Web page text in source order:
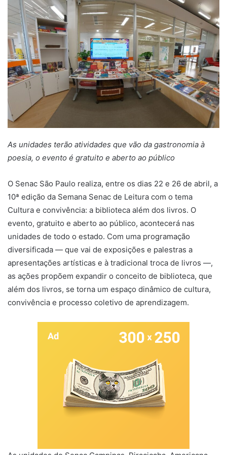
As unidades terão atividades que vão da gastronomia à
poesia, o evento é gratuito e aberto ao público
O Senac São Paulo realiza, entre os dias 22 e 26 de abril, a
10ª edição da Semana Senac de Leitura com o tema
Cultura e convivência: a biblioteca além dos livros. O
evento, gratuito e aberto ao público, acontecerá nas
unidades de todo o estado. Com uma programação
diversificada — que vai de exposições e palestras a
apresentações artísticas e à tradicional troca de livros —,
as ações propõem expandir o conceito de biblioteca, que
além dos livros, se torna um espaço dinâmico de cultura,
convivência e processo coletivo de aprendizagem.